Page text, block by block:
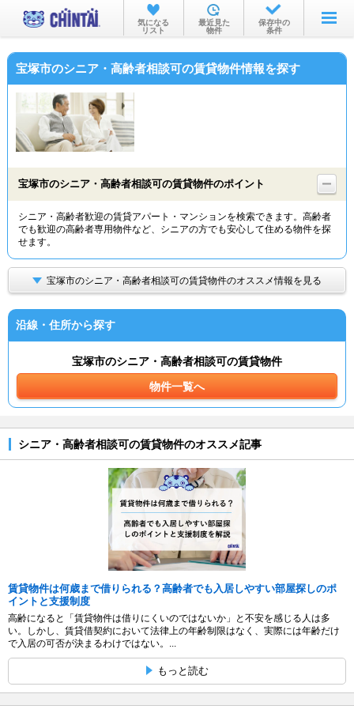
お部屋を探す
沿線・駅から
物件特集から
TOP
気になる
リスト
最近見た
物件
保存中の
条件
宝塚市のシニア・高齢者相談可の賃貸物件情報を探す
宝塚市のシニア・高齢者相談可の賃貸物件のポイント
シニア・高齢者歓迎の賃貸アパート・マンションを検索できます。高齢者
でも歓迎の高齢者専用物件など、シニアの方でも安心して住める物件を探
せます。
宝塚市のシニア・高齢者相談可の賃貸物件のオススメ情報を見る
沿線・住所から探す
宝塚市のシニア・高齢者相談可の賃貸物件
物件一覧へ
シニア・高齢者相談可の賃貸物件のオススメ記事
賃貸物件は何歳まで借りられる？高齢者でも入居しやすい部屋探しのポ
イントと支援制度
高齢になると「賃貸物件は借りにくいのではないか」と不安を感じる人は多
い。しかし、賃貸借契約において法律上の年齢制限はなく、実際には年齢だけ
で入居の可否が決まるわけではない。...
もっと読む